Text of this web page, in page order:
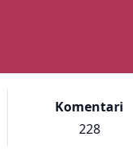
Komentari
228